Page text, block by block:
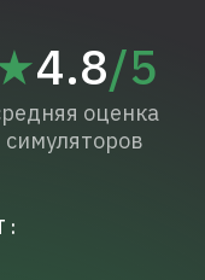
4.8/5
оценка
симуляторов